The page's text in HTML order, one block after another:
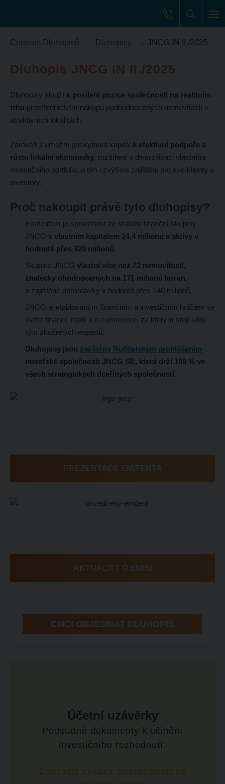
Centrum Dluhopisů Dluhopisy JNCG IN II./2025
Dluhopis JNCG IN II./2025
Dluhopisy slouží k posílení pozice společnosti na realitním
trhu prostřednictvím nákupu podhodnocených nemovitostí v
atraktivních lokalitách.
Zároveň jí umožní poskytnout kapitál k efektivní podpoře a
růstu lokální ekonomiky, rozšíření a diverzifikaci vlastního
investičního portfolia, a tím i zvýšení zajištění pro své klienty a
investory.
Proč nakoupit právě tyto dluhopisy?
Emitentem je společnost ze stabilní finanční skupiny
JNCG s vlastním kapitálem 24,4 milionu a aktivy v
hodnotě přes 320 milionů.
Skupina JNCG vlastní více než 72 nemovitostí,
znalecky ohodnocených na 171 milionů korun,
a zajištěné pohledávky v hodnotě přes 140 milionů.
JNCG je etablovaným finančním a investičním hráčem ve
světe financí, realit a e-commerce, za kterým stojí silný
tým zkušených expertů.
Dluhopisy jsou zajištěny Ručitelským prohlášením
mateřské společnosti JNCG SE, která drží 100 % ve
všech strategických dceřiných společností.
PREZENTACE EMITENTA
AKTUALITY O EMISI
CHCI OBJEDNAT DLUHOPIS
Účetní uzávěrky
Podstatné dokumenty k učinění
investičního rozhodnutí: